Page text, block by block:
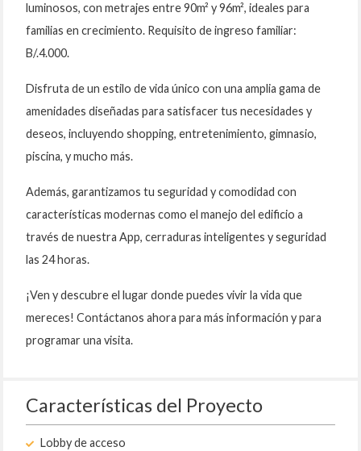
luminosos, con metrajes entre 90m² y 96m², ideales para
familias en crecimiento. Requisito de ingreso familiar:
B/.4.000.
Disfruta de un estilo de vida único con una amplia gama de
amenidades diseñadas para satisfacer tus necesidades y
deseos, incluyendo shopping, entretenimiento, gimnasio,
piscina, y mucho más.
Además, garantizamos tu seguridad y comodidad con
características modernas como el manejo del edificio a
través de nuestra App, cerraduras inteligentes y seguridad
las 24 horas.
¡Ven y descubre el lugar donde puedes vivir la vida que
mereces! Contáctanos ahora para más información y para
programar una visita.
Características del Proyecto
Lobby de acceso